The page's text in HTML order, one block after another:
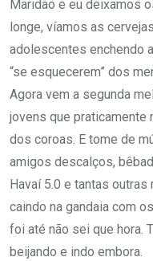
Maridão e eu deixamos
longe, víamos as
adolescentes enchendo
“se esquecerem” dos
Agora vem a segunda
jovens que praticamente
dos coroas. E tome de
amigos descalços,
Havaí 5.0 e tantas outras
caindo na gandaia com
foi até não sei que hora.
beijando e indo embora.